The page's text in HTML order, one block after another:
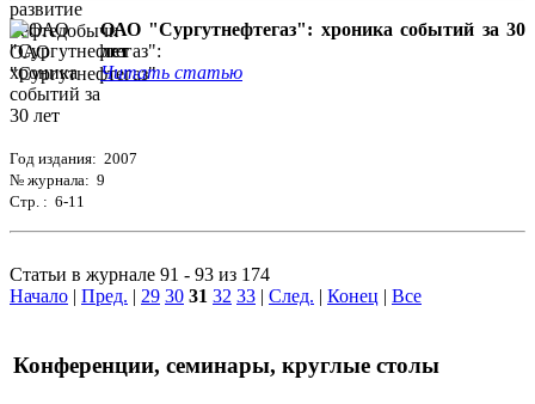
ОАО "Сургутнефтегаз": хроника событий за 30
лет
Читать статью
Год издания: 2007
№ журнала: 9
Стр. : 6-11
Статьи в журнале 91 - 93 из 174
Начало | Пред. | 29 30 31 32 33 | След. | Конец | Все
Конференции, семинары, круглые столы